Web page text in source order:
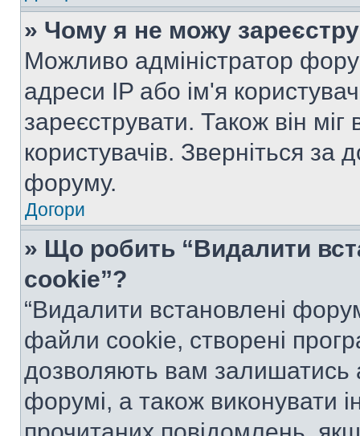
» Чому я не можу
Можливо адміністратор
адреси IP або ім'я
зареєструвати. Також він
користувачів. Зверніться за
форуму.
Догори
» Що робить “Видалити
cookie”?
“Видалити встановлені
файли cookie, створені
дозволяють вам залишатись
форумі, а також виконувати